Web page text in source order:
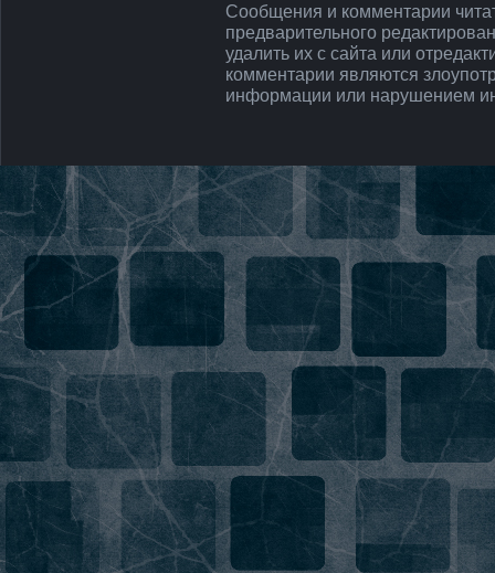
Сообщения и комментарии
предварительного
удалить их с сайта или
комментарии являются
информации или нарушением